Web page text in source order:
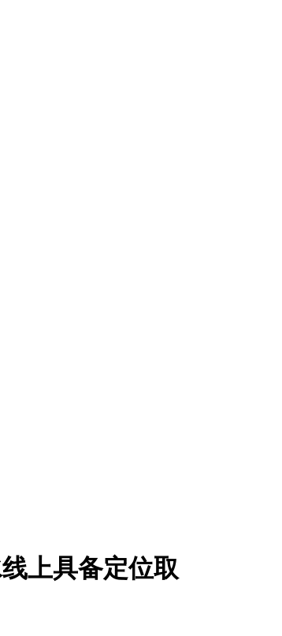
上具备定位取